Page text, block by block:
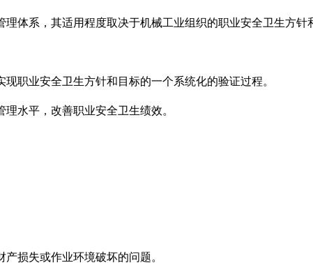
体系，其适用程度取决于机械工业组织的职业安全卫生方
职业安全卫生方针和目标的一个系统化的验证过程。
水平，改善职业安全卫生绩效。
损失或作业环境破坏的问题。